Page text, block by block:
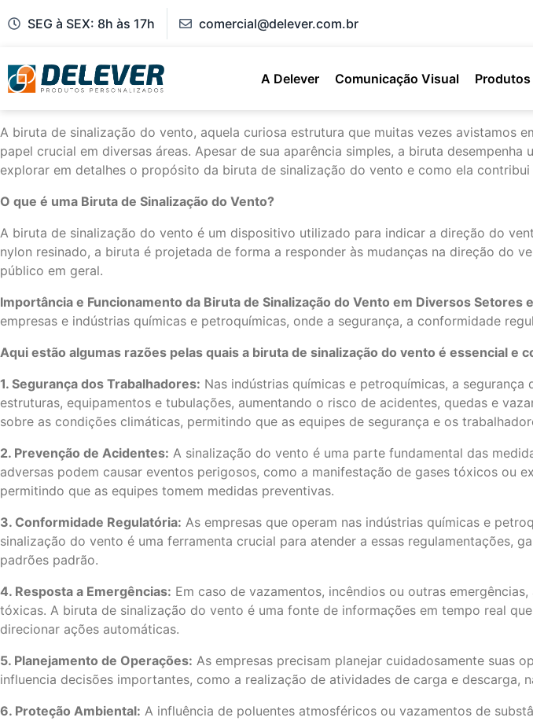
SEG à SEX: 8h às 17h comercial@delever.com.br
A Delever Comunicação Visual Produtos
A biruta de sinalização do vento, aquela curiosa estrutura que muitas vezes avistamos
papel crucial em diversas áreas. Apesar de sua aparência simples, a biruta
explorar em detalhes o propósito da biruta de sinalização do vento e como ela
O que é uma Biruta de Sinalização do Vento?
A biruta de sinalização do vento é um dispositivo utilizado para indicar a direção do
nylon resinado, a biruta é projetada de forma a responder às mudanças na direção do
público em geral.
Importância e Funcionamento da Biruta de Sinalização do Vento em Diversos Setores
empresas e indústrias químicas e petroquímicas, onde a segurança, a conformidade
Aqui estão algumas razões pelas quais a biruta de sinalização do vento é essencial e
1. Segurança dos Trabalhadores: Nas indústrias químicas e petroquímicas, a
estruturas, equipamentos e tubulações, aumentando o risco de acidentes, quedas e
sobre as condições climáticas, permitindo que as equipes de segurança e os
2. Prevenção de Acidentes: A sinalização do vento é uma parte fundamental das
adversas podem causar eventos perigosos, como a manifestação de gases tóxicos ou
permitindo que as equipes tomem medidas preventivas.
3. Conformidade Regulatória: As empresas que operam nas indústrias químicas e
sinalização do vento é uma ferramenta crucial para atender a essas regulamentações,
padrões padrão.
4. Resposta a Emergências: Em caso de vazamentos, incêndios ou outras
tóxicas. A biruta de sinalização do vento é uma fonte de informações em tempo real
direcionar ações automáticas.
5. Planejamento de Operações: As empresas precisam planejar cuidadosamente suas
influencia decisões importantes, como a realização de atividades de carga e descarga,
6. Proteção Ambiental: A influência de poluentes atmosféricos ou vazamentos de